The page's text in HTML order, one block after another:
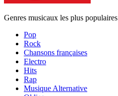
Genres musicaux les plus populaires
Pop
Rock
Chansons françaises
Electro
Hits
Rap
Musique Alternative